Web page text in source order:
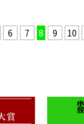
6 7 8 9 10